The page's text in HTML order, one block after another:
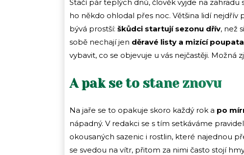
Stačí pár teplých dnů, člověk vyjde na
ho někdo ohlodal přes noc. Většina lidí nejdřív
bývá prostší: škůdci startují sezonu dřív, než
sobě nechají jen děravé listy a mizící poupata
vybavit, co se objevuje u vás nejčastěji. Možná
A pak se to stane znovu
Na jaře se to opakuje skoro každý rok a po
nápadný. V redakci se s tím setkáváme
okousaných sazenic i rostlin, které najednou
se svedou na vítr, přitom za nimi často stojí